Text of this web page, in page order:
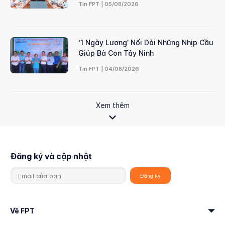
Tin FPT | 05/08/2026
‘1 Ngày Lương’ Nối Dài Những Nhịp Cầu
Giúp Bà Con Tây Ninh
Tin FPT | 04/08/2026
Xem thêm
Đăng ký và cập nhật
Về FPT